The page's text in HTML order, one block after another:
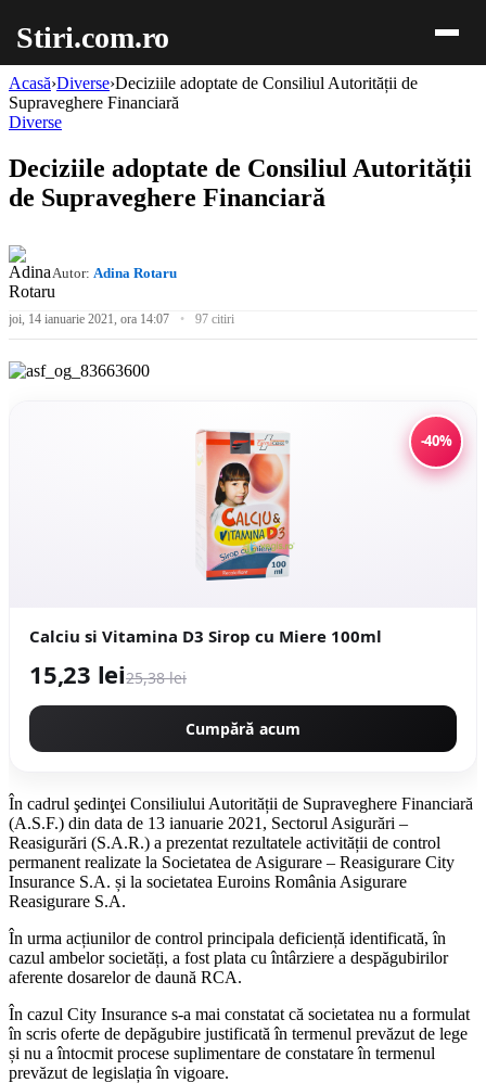
Stiri.com.ro
Acasă›Diverse›Deciziile adoptate de Consiliul Autorității de
Supraveghere Financiară
Diverse
Deciziile adoptate de Consiliul Autorității
de Supraveghere Financiară
Autor: Adina Rotaru
joi, 14 ianuarie 2021, ora 14:07 97 citiri
-40%
Calciu si Vitamina D3 Sirop cu Miere 100ml
15,23 lei25,38 lei
Cumpără acum
În cadrul şedinţei Consiliului Autorității de Supraveghere Financiară
(A.S.F.) din data de 13 ianuarie 2021, Sectorul Asigurări –
Reasigurări (S.A.R.) a prezentat rezultatele activității de control
permanent realizate la Societatea de Asigurare – Reasigurare City
Insurance S.A. și la societatea Euroins România Asigurare
Reasigurare S.A.
În urma acțiunilor de control principala deficiență identificată, în
cazul ambelor societăți, a fost plata cu întârziere a despăgubirilor
aferente dosarelor de daună RCA.
În cazul City Insurance s-a mai constatat că societatea nu a formulat
în scris oferte de depăgubire justificată în termenul prevăzut de lege
și nu a întocmit procese suplimentare de constatare în termenul
prevăzut de legislația în vigoare.